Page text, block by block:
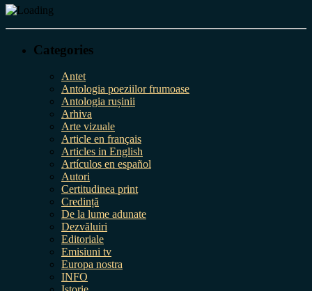
Categories
Antet
Antologia poeziilor frumoase
Antologia rușinii
Arhiva
Arte vizuale
Article en français
Articles in English
Artículos en español
Autori
Certitudinea print
Credință
De la lume adunate
Dezvăluiri
Editoriale
Emisiuni tv
Europa nostra
INFO